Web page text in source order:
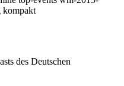
kompakt
des Deutschen